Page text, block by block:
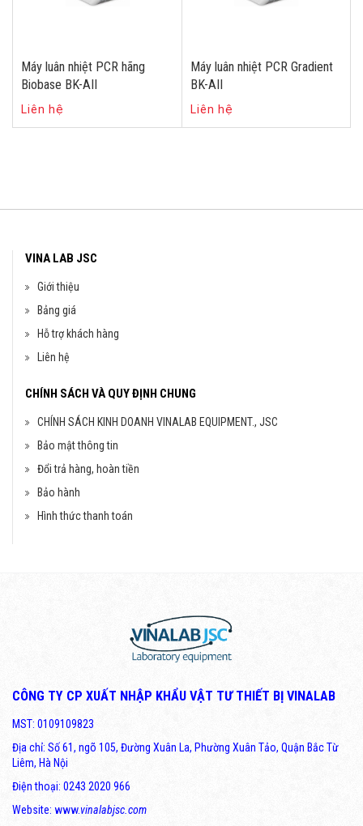
Máy luân nhiệt PCR hãng
Biobase BK-AII
Liên hệ
Máy luân nhiệt PCR Gradient
BK-AII
Liên hệ
VINA LAB JSC
Giới thiệu
Bảng giá
Hỗ trợ khách hàng
Liên hệ
CHÍNH SÁCH VÀ QUY ĐỊNH CHUNG
CHÍNH SÁCH KINH DOANH VINALAB EQUIPMENT., JSC
Bảo mật thông tin
Đổi trả hàng, hoàn tiền
Bảo hành
Hình thức thanh toán
CÔNG TY CP XUẤT NHẬP KHẨU VẬT TƯ THIẾT BỊ VINALAB
MST: 0109109823
Địa chỉ: Số 61, ngõ 105, Đường Xuân La, Phường Xuân Tảo, Quận Bắc Từ
Liêm, Hà Nội
Điện thoại: 0243 2020 966
Website: www.vinalabjsc.com